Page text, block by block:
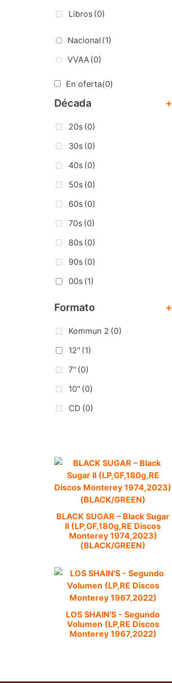
Libros (0)
Nacional (1)
VVAA(0)
En oferta(0)
Década +
20s (0)
30s (0)
40s (0)
50s (0)
60s (0)
70s (0)
80s (0)
90s (0)
00s (1)
Formato +
Kommun 2 (0)
12" (1)
7" (0)
10" (0)
CD (0)
BLACK SUGAR – Black Sugar
II (LP,GF,180g,RE Discos
Monterey 1974,2023)
(BLACK/GREEN)
LOS SHAIN'S - Segundo
Volumen (LP,RE Discos
Monterey 1967,2022)